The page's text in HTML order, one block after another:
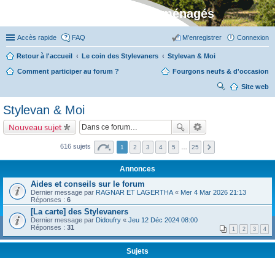
Stylevan - Vans aménagés
Accès rapide FAQ Connexion
M’enregistrer
Retour à l'accueil Le coin des Stylevaners Stylevan & Moi
Comment participer au forum ? Fourgons neufs & d'occasion
Site web
Stylevan & Moi
Nouveau sujet
616 sujets 1 2 3 4 5 25
Annonces
Aides et conseils sur le forum
Dernier message par RAGNAR ET LAGERTHA « Mer 4 Mar 2026 21:13
Réponses : 6
[La carte] des Stylevaners
Dernier message par Didoufry « Jeu 12 Déc 2024 08:00
Réponses : 31 1 2 3 4
Sujets